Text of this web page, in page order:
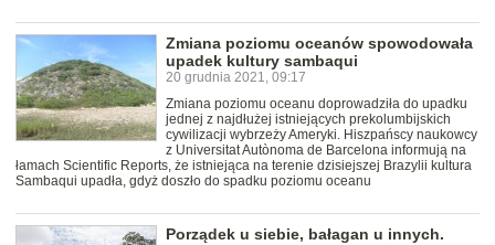
Zmiana poziomu oceanów spowodowała
upadek kultury sambaqui
20 grudnia 2021, 09:17
Zmiana poziomu oceanu doprowadziła do upadku
jednej z najdłużej istniejących prekolumbijskich
cywilizacji wybrzeży Ameryki. Hiszpańscy naukowcy
z Universitat Autònoma de Barcelona informują na
łamach Scientific Reports, że istniejąca na terenie dzisiejszej Brazylii kultura
Sambaqui upadła, gdyż doszło do spadku poziomu oceanu
Porządek u siebie, bałagan u innych.